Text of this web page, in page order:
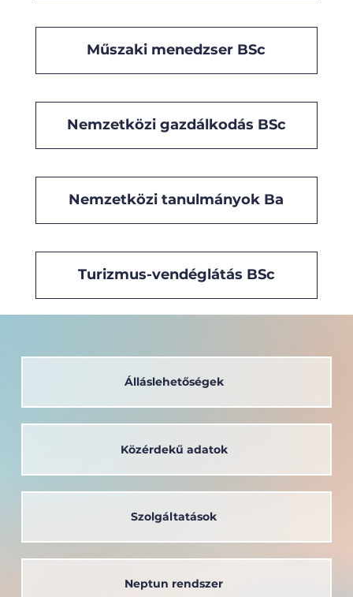
Műszaki menedzser BSc
Nemzetközi gazdálkodás BSc
Nemzetközi tanulmányok Ba
Turizmus-vendéglátás BSc
Álláslehetőségek
Neptun rendszer
Szolgáltatások
Közérdekű adatok